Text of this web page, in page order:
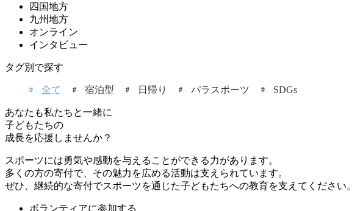
四国地方
九州地方
オンライン
インタビュー
タグ別で探す
全て 宿泊型 日帰り パラスポーツ SDGs
あなたも私たちと一緒に
子どもたちの
成長を応援しませんか？
スポーツには勇気や感動を与えることができる力があります。
多くの方の寄付で、その魅力を広める活動は支えられています。
ぜひ、継続的な寄付でスポーツを通じた子どもたちへの教育を支えてください。
ボランティアに参加する